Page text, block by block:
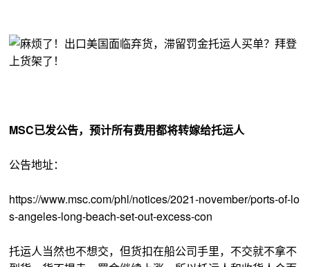
MSC已发公告，预计所有费用都将转嫁给托运人
公告地址：
https://www.msc.com/phl/notices/2021-november/ports-of-lo
s-angeles-long-beach-set-out-excess-con
托运人当然也不想交，但货扣在船公司手里，不交就不拿不